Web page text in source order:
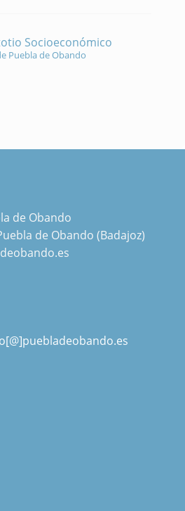
Socioeconómico
Puebla de Obando
de Obando
de Obando (Badajoz)